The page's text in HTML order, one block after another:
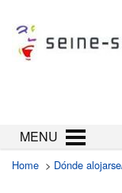
MENU
Home > Dónde